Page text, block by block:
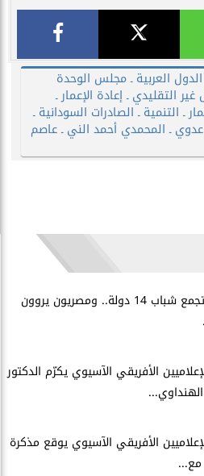
العربية ـ مجلس الوحدة
التقليدي ـ إعادة الإعمار ـ
ـ التنمية ـ الصادرات السودانية ـ
عدوي ـ المحمدي أحمد الني ـ عاصم
روسيا تجمع شباب 14 دولة.. ومصريون يروون
الأفريقي الآسيوي يكرّم الدكتور
الأفريقي الآسيوي يوقع مذكرة